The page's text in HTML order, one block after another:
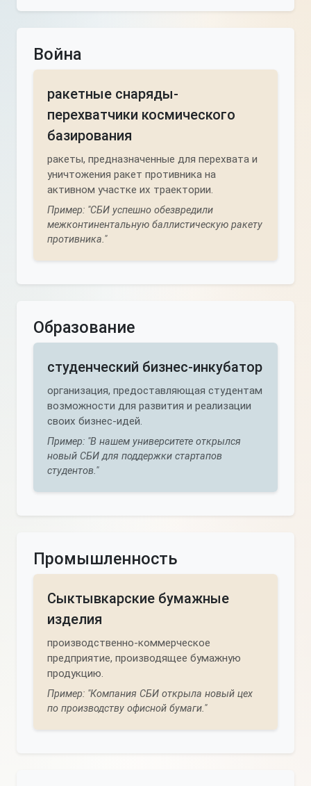
Война
ракетные снаряды-
перехватчики космического
базирования
ракеты, предназначенные для перехвата и
уничтожения ракет противника на
активном участке их траектории.
Пример: "СБИ успешно обезвредили
межконтинентальную баллистическую ракету
противника."
Образование
студенческий бизнес-инкубатор
организация, предоставляющая студентам
возможности для развития и реализации
своих бизнес-идей.
Пример: "В нашем университете открылся
новый СБИ для поддержки стартапов
студентов."
Промышленность
Сыктывкарские бумажные
изделия
производственно-коммерческое
предприятие, производящее бумажную
продукцию.
Пример: "Компания СБИ открыла новый цех
по производству офисной бумаги."